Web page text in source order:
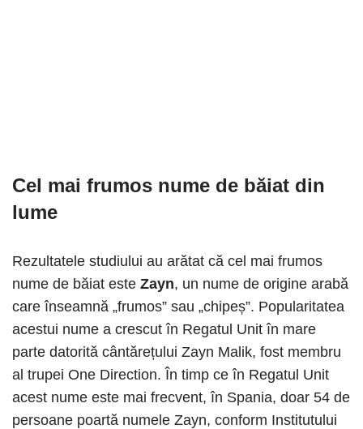
Cel mai frumos nume de băiat din
lume
Rezultatele studiului au arătat că cel mai frumos
nume de băiat este Zayn, un nume de origine arabă
care înseamnă „frumos” sau „chipeș”. Popularitatea
acestui nume a crescut în Regatul Unit în mare
parte datorită cântărețului Zayn Malik, fost membru
al trupei One Direction. În timp ce în Regatul Unit
acest nume este mai frecvent, în Spania, doar 54 de
persoane poartă numele Zayn, conform Institutului